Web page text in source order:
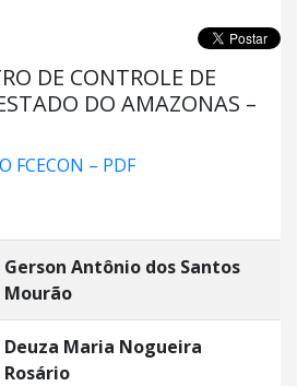
DE CONTROLE DE
DO AMAZONAS –
FCECON – PDF
Gerson Antônio dos Santos
Mourão
Deuza Maria Nogueira
Rosário